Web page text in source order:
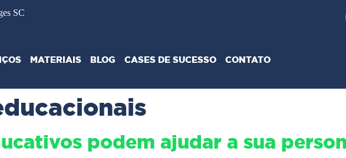
SC
MATERIAIS BLOG CASES DE SUCESSO CONTATO
podem ajudar a sua